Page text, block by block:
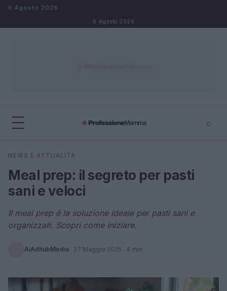
Salta al contenuto
6 Agosto 2026
6 Agosto 2026
⌕
Cerca
NEWS E ATTUALITÀ
Meal prep: il segreto per pasti
sani e veloci
Il meal prep è la soluzione ideale per pasti sani e
organizzati. Scopri come iniziare.
AiAdhubMedia · 27 Maggio 2025 · 4 min